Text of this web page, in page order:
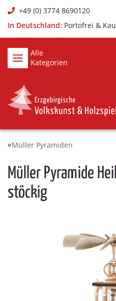
+49 (0) 3774 8690120
In Deutschland: Portofrei &
Alle
Kategorien
Müller Pyramiden
Müller Pyramide
stöckig